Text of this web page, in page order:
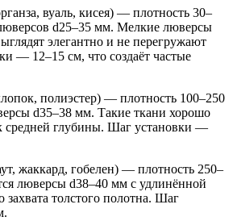
вуаль, кисея) — плотность 30–
d25–35 мм. Мелкие люверсы
элегантно и не перегружают
— 12–15 см, что создаёт частые
полиэстер) — плотность 100–250
d35–38 мм. Такие ткани хорошо
средней глубины. Шаг установки —
жаккард, гобелен) — плотность 250–
люверсы d38–40 мм с удлинённой
толстого полотна. Шаг